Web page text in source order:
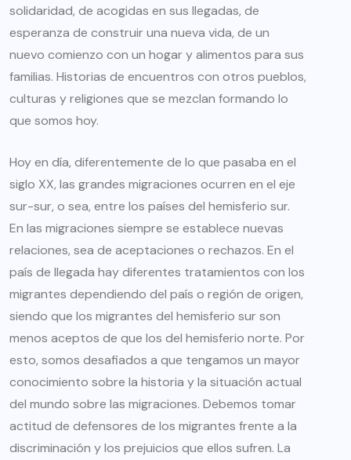
solidaridad, de acogidas en sus llegadas, de
esperanza de construir una nueva vida, de un
nuevo comienzo con un hogar y alimentos para sus
familias. Historias de encuentros con otros pueblos,
culturas y religiones que se mezclan formando lo
que somos hoy.
Hoy en día, diferentemente de lo que pasaba en el
siglo XX, las grandes migraciones ocurren en el eje
sur-sur, o sea, entre los países del hemisferio sur.
En las migraciones siempre se establece nuevas
relaciones, sea de aceptaciones o rechazos. En el
país de llegada hay diferentes tratamientos con los
migrantes dependiendo del país o región de origen,
siendo que los migrantes del hemisferio sur son
menos aceptos de que los del hemisferio norte. Por
esto, somos desafiados a que tengamos un mayor
conocimiento sobre la historia y la situación actual
del mundo sobre las migraciones. Debemos tomar
actitud de defensores de los migrantes frente a la
discriminación y los prejuicios que ellos sufren. La